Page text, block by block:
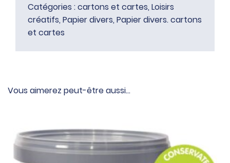
Catégories :cartons et cartes, Loisirs
créatifs, Papier divers, Papier divers. cartons
et cartes
Vous aimerez peut-être aussi…